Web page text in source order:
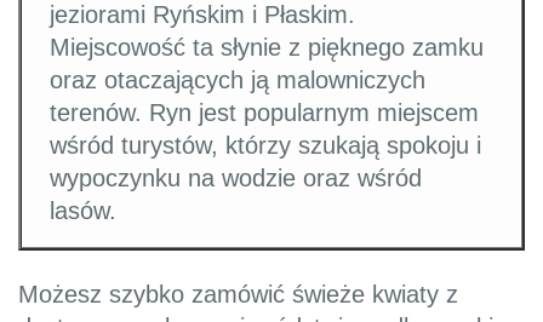
jeziorami Ryńskim i Płaskim.
Miejscowość ta słynie z pięknego zamku
oraz otaczających ją malowniczych
terenów. Ryn jest popularnym miejscem
wśród turystów, którzy szukają spokoju i
wypoczynku na wodzie oraz wśród
lasów.
Możesz szybko zamówić świeże kwiaty z